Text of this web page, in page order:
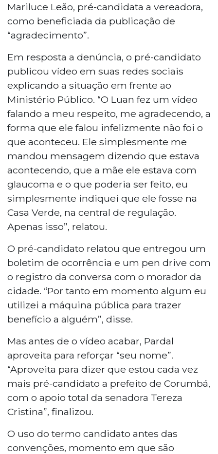
Mariluce Leão, pré-candidata a vereadora,
como beneficiada da publicação de
“agradecimento”.
Em resposta a denúncia, o pré-candidato
publicou vídeo em suas redes sociais
explicando a situação em frente ao
Ministério Público. “O Luan fez um vídeo
falando a meu respeito, me agradecendo, a
forma que ele falou infelizmente não foi o
que aconteceu. Ele simplesmente me
mandou mensagem dizendo que estava
acontecendo, que a mãe ele estava com
glaucoma e o que poderia ser feito, eu
simplesmente indiquei que ele fosse na
Casa Verde, na central de regulação.
Apenas isso”, relatou.
O pré-candidato relatou que entregou um
boletim de ocorrência e um pen drive com
o registro da conversa com o morador da
cidade. “Por tanto em momento algum eu
utilizei a máquina pública para trazer
benefício a alguém”, disse.
Mas antes de o vídeo acabar, Pardal
aproveita para reforçar “seu nome”.
“Aproveita para dizer que estou cada vez
mais pré-candidato a prefeito de Corumbá,
com o apoio total da senadora Tereza
Cristina”, finalizou.
O uso do termo candidato antes das
convenções, momento em que são